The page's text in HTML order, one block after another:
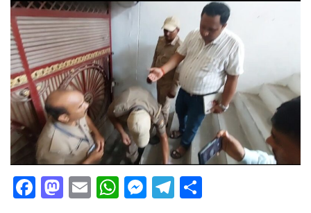
Facebook
Mastodon
EmailWhatsApp
Messenger
Telegram